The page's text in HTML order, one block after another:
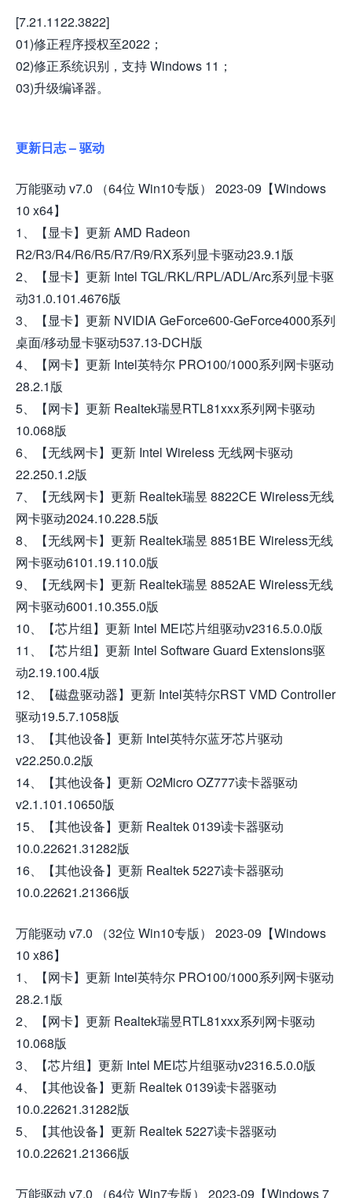
[7.21.1122.3822]
01)修正程序授权至2022；
02)修正系统识别，支持 Windows 11；
03)升级编译器。
更新日志 – 驱动
万能驱动 v7.0 （64位 Win10专版） 2023-09【Windows
10 x64】
1、【显卡】更新 AMD Radeon
R2/R3/R4/R6/R5/R7/R9/RX系列显卡驱动23.9.1版
2、【显卡】更新 Intel TGL/RKL/RPL/ADL/Arc系列显卡驱
动31.0.101.4676版
3、【显卡】更新 NVIDIA GeForce600-GeForce4000系列
桌面/移动显卡驱动537.13-DCH版
4、【网卡】更新 Intel英特尔 PRO100/1000系列网卡驱动
28.2.1版
5、【网卡】更新 Realtek瑞昱RTL81xxx系列网卡驱动
10.068版
6、【无线网卡】更新 Intel Wireless 无线网卡驱动
22.250.1.2版
7、【无线网卡】更新 Realtek瑞昱 8822CE Wireless无线
网卡驱动2024.10.228.5版
8、【无线网卡】更新 Realtek瑞昱 8851BE Wireless无线
网卡驱动6101.19.110.0版
9、【无线网卡】更新 Realtek瑞昱 8852AE Wireless无线
网卡驱动6001.10.355.0版
10、【芯片组】更新 Intel MEI芯片组驱动v2316.5.0.0版
11、【芯片组】更新 Intel Software Guard Extensions驱
动2.19.100.4版
12、【磁盘驱动器】更新 Intel英特尔RST VMD Controller
驱动19.5.7.1058版
13、【其他设备】更新 Intel英特尔蓝牙芯片驱动
v22.250.0.2版
14、【其他设备】更新 O2Micro OZ777读卡器驱动
v2.1.101.10650版
15、【其他设备】更新 Realtek 0139读卡器驱动
10.0.22621.31282版
16、【其他设备】更新 Realtek 5227读卡器驱动
10.0.22621.21366版
万能驱动 v7.0 （32位 Win10专版） 2023-09【Windows
10 x86】
1、【网卡】更新 Intel英特尔 PRO100/1000系列网卡驱动
28.2.1版
2、【网卡】更新 Realtek瑞昱RTL81xxx系列网卡驱动
10.068版
3、【芯片组】更新 Intel MEI芯片组驱动v2316.5.0.0版
4、【其他设备】更新 Realtek 0139读卡器驱动
10.0.22621.31282版
5、【其他设备】更新 Realtek 5227读卡器驱动
10.0.22621.21366版
万能驱动 v7.0 （64位 Win7专版） 2023-09【Windows 7